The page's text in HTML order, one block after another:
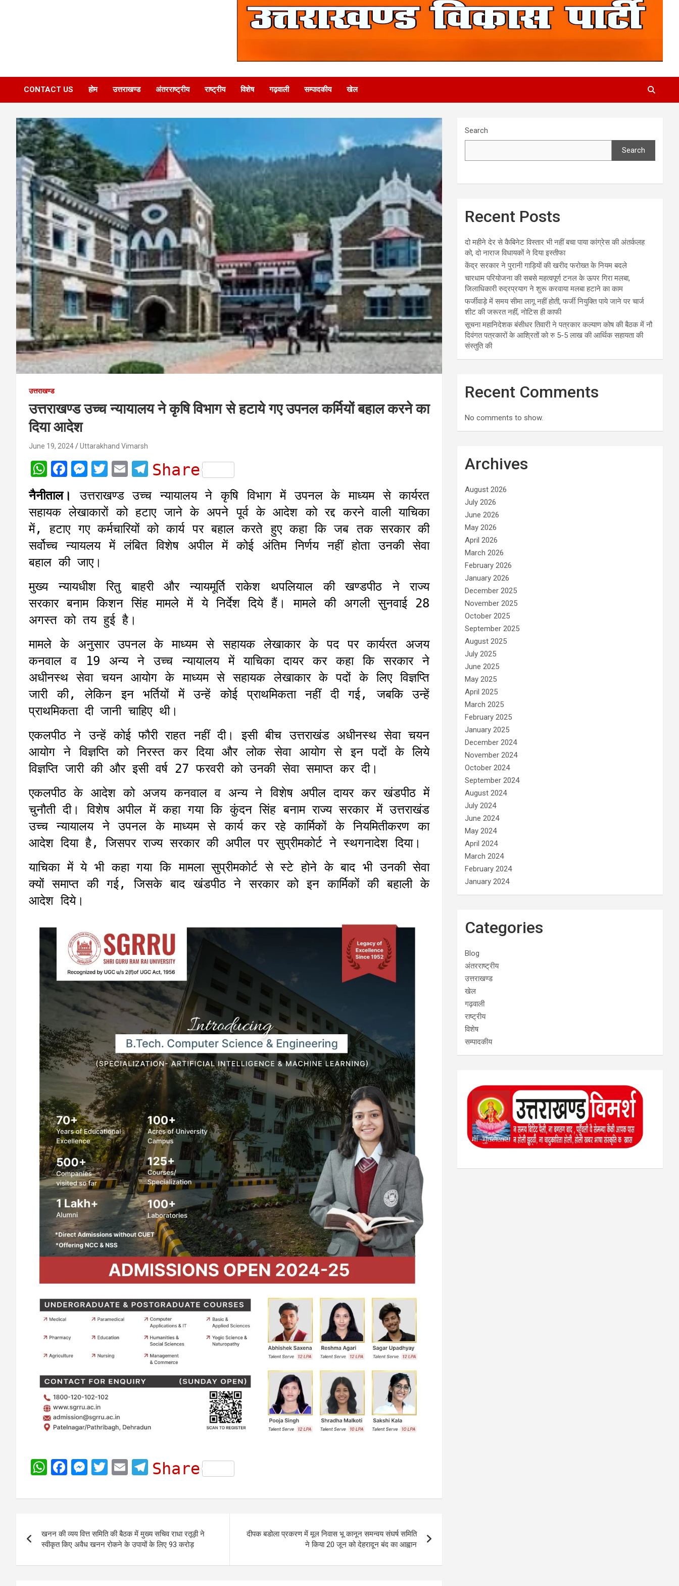
CONTACT US होम उत्तराखण्ड अंतरराष्ट्रीय राष्ट्रीय विशेष गढ़वाली सम्पादकीय खेल
उत्तराखण्ड
उत्तराखण्ड उच्च न्यायालय ने कृषि विभाग से हटाये गए उपनल कर्मियों बहाल करने का
दिया आदेश
June 19, 2024 Uttarakhand Vimarsh
W
a
t
s
A
p
p
F
c
e
b
o
o
k
M
s
s
e
n
g
e
r
T
i
t
t
e
E
a
i
l
T
l
e
g
r
m
Share
नैनीताल।
उत्तराखण्ड उच्च न्यायालय ने कृषि विभाग में उपनल के माध्यम से कार्यरत
सहायक लेखाकारों को हटाए जाने के अपने पूर्व के आदेश को रद्द करने वाली याचिका
में, हटाए गए कर्मचारियों को कार्य पर बहाल करते हुए कहा कि जब तक सरकार की
सर्वोच्च न्यायलय में लंबित विशेष अपील में कोई अंतिम निर्णय नहीं होता उनकी सेवा
बहाल की जाए।
मुख्य न्यायधीश रितु बाहरी और न्यायमूर्ति राकेश थपलियाल की खण्डपीठ ने राज्य
सरकार बनाम किशन सिंह मामले में ये निर्देश दिये हैं। मामले की अगली सुनवाई 28
अगस्त को तय हुई है।
मामले के अनुसार उपनल के माध्यम से सहायक लेखाकार के पद पर कार्यरत अजय
कनवाल व 19 अन्य ने उच्च न्यायालय में याचिका दायर कर कहा कि सरकार ने
अधीनस्थ सेवा चयन आयोग के माध्यम से सहायक लेखाकार के पदों के लिए विज्ञप्ति
जारी की, लेकिन इन भर्तियों में उन्हें कोई प्राथमिकता नहीं दी गई, जबकि उन्हें
प्राथमिकता दी जानी चाहिए थी।
एकलपीठ ने उन्हें कोई फौरी राहत नहीं दी। इसी बीच उत्तराखंड अधीनस्थ सेवा चयन
आयोग ने विज्ञप्ति को निरस्त कर दिया और लोक सेवा आयोग से इन पदों के लिये
विज्ञप्ति जारी की और इसी वर्ष 27 फरवरी को उनकी सेवा समाप्त कर दी।
एकलपीठ के आदेश को अजय कनवाल व अन्य ने विशेष अपील दायर कर खंडपीठ में
चुनौती दी। विशेष अपील में कहा गया कि कुंदन सिंह बनाम राज्य सरकार में उत्तराखंड
उच्च न्यायालय ने उपनल के माध्यम से कार्य कर रहे कार्मिकों के नियमितीकरण का
आदेश दिया है, जिसपर राज्य सरकार की अपील पर सुप्रीमकोर्ट ने स्थगनादेश दिया।
याचिका में ये भी कहा गया कि मामला सुप्रीमकोर्ट से स्टे होने के बाद भी उनकी सेवा
क्यों समाप्त की गई, जिसके बाद खंडपीठ ने सरकार को इन कार्मिकों की बहाली के
आदेश दिये।
W
a
s
A
p
F
c
b
o
o
M
s
e
n
g
T
i
t
e
r
E
a
l
T
l
g
r
a
Share
navigation
खनन की व्यय वित्त समिति की बैठक में मुख्य सचिव राधा रतूड़ी ने
स्वीकृत किए अवैध खनन रोकने के उपायों के लिए 93 करोड़
दीपक बडोला प्रकरण में मूल निवास भू कानून समन्वय संघर्ष समिति
ने किया 20 जून को देहरादून बंद का आह्वान
Search
Search
Recent Posts
दो महीने देर से कैबिनेट विस्तार भी नहीं बचा पाया कांग्रेस की अंतर्कलह
को, दो नाराज विधायकों ने दिया इस्तीफा
केंद्र सरकार ने पुरानी गाड़ियों की खरीद फरोख्त के नियम बदले
चारधाम परियोजना की सबसे महत्वपूर्ण टनल के ऊपर गिरा मलबा,
जिलाधिकारी रुद्रप्रयाग ने शुरू करवाया मलबा हटाने का काम
फर्जीवाड़े में समय सीमा लागू नहीं होती, फर्जी नियुक्ति पाये जाने पर चार्ज
शीट की जरूरत नहीं, नोटिस ही काफी
सूचना महानिदेशक बंसीधर तिवारी ने पत्रकार कल्याण कोष की बैठक में नौ
दिवंगत पत्रकारों के आश्रितों को रु 5-5 लाख की आर्थिक सहायता की
संस्तुति की
Recent Comments
No comments to show.
Archives
August 2026
July 2026
June 2026
May 2026
April 2026
March 2026
February 2026
January 2026
December 2025
November 2025
October 2025
September 2025
August 2025
July 2025
June 2025
May 2025
April 2025
March 2025
February 2025
January 2025
December 2024
November 2024
October 2024
September 2024
August 2024
July 2024
June 2024
May 2024
April 2024
March 2024
February 2024
January 2024
Categories
Blog
अंतरराष्ट्रीय
उत्तराखण्ड
खेल
गढ़वाली
राष्ट्रीय
विशेष
सम्पादकीय